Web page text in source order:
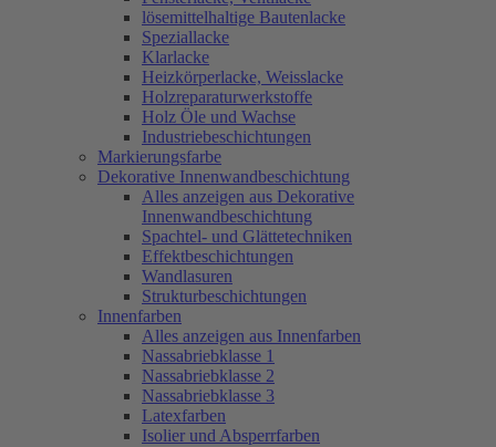
lösemittelhaltige Bautenlacke
Speziallacke
Klarlacke
Heizkörperlacke, Weisslacke
Holzreparaturwerkstoffe
Holz Öle und Wachse
Industriebeschichtungen
Markierungsfarbe
Dekorative Innenwandbeschichtung
Alles anzeigen aus Dekorative
Innenwandbeschichtung
Spachtel- und Glättetechniken
Effektbeschichtungen
Wandlasuren
Strukturbeschichtungen
Innenfarben
Alles anzeigen aus Innenfarben
Nassabriebklasse 1
Nassabriebklasse 2
Nassabriebklasse 3
Latexfarben
Isolier und Absperrfarben